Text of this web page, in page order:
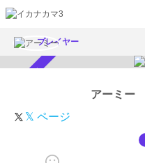
プレイヤー
アーミー
𝕏 ページ